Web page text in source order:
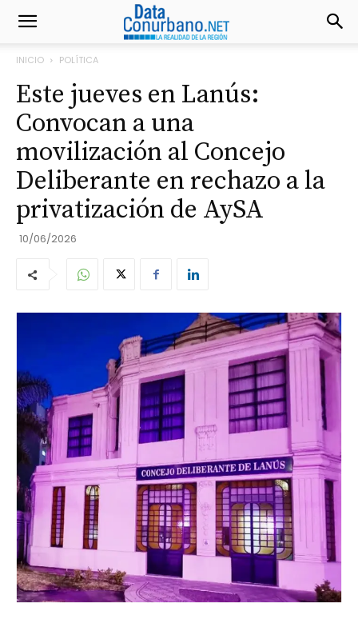
INICIO POLÍTICA
Este jueves en Lanús:
Convocan a una
movilización al Concejo
Deliberante en rechazo a la
privatización de AySA
10/06/2026